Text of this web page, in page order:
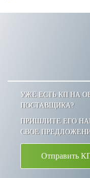
УЖЕ ЕСТЬ КП НА
ПОСТАВЩИКА?
ПРИШЛИТЕ ЕГО
СВОЕ
Отправить